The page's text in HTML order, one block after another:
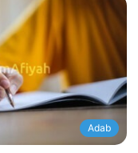
Adab